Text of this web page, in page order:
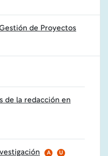
de Proyectos
de la redacción en
A U